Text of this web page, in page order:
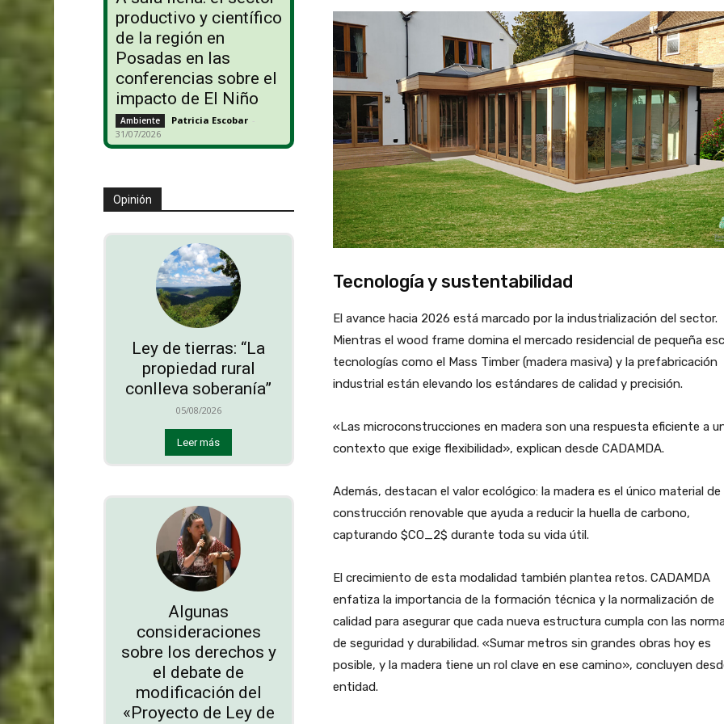
productivo y científico
de la región en
Posadas en las
conferencias sobre el
impacto de El Niño
Ambiente Patricia Escobar -
31/07/2026
Opinión
Ley de tierras: “La
propiedad rural
conlleva soberanía”
05/08/2026
Leer más
Algunas
consideraciones
sobre los derechos y
el debate de
modificación del
«Proyecto de Ley de
Tecnología y sustentabilidad
El avance hacia 2026 está marcado por la industrialización del sector.
Mientras el wood frame domina el mercado residencial de pequeña
tecnologías como el Mass Timber (madera masiva) y la prefabricación
industrial están elevando los estándares de calidad y precisión.
«Las microconstrucciones en madera son una respuesta eficiente a
contexto que exige flexibilidad», explican desde CADAMDA.
Además, destacan el valor ecológico: la madera es el único material de
construcción renovable que ayuda a reducir la huella de carbono,
capturando $CO_2$ durante toda su vida útil.
El crecimiento de esta modalidad también plantea retos. CADAMDA
enfatiza la importancia de la formación técnica y la normalización de
calidad para asegurar que cada nueva estructura cumpla con las
de seguridad y durabilidad. «Sumar metros sin grandes obras hoy es
posible, y la madera tiene un rol clave en ese camino», concluyen
entidad.